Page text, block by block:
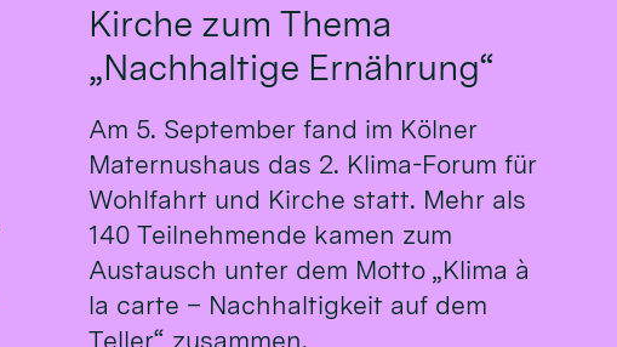
Kirche zum Thema
„Nachhaltige Ernährung“
Am 5. September fand im Kölner
Maternushaus das 2. Klima-Forum für
Wohlfahrt und Kirche statt. Mehr als
140 Teilnehmende kamen zum
Austausch unter dem Motto „Klima à
la carte – Nachhaltigkeit auf dem
Teller“ zusammen.